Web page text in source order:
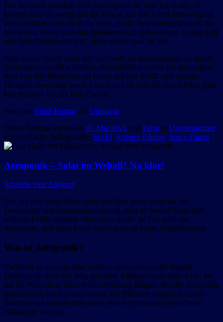
Das hört sich natürlich alles sehr negativ an, aber ich denke, es
kommt auch ein wenig auf die Zeit an, die das Schiff unterwegs ist.
Was natürlich auch ein Rolle spielt, ist die Anpassungsfähigkeit der
Menschen. Wenn man eine Situation nicht anders kennt, in dem Fall
eine freie Partnerwahl z.B., dann nimmt man sie hin.
Man könnte sicher noch sehr viel mehr zu den Bedenken zu einem
Generationenschiff schreiben. Abschließend würde ich aber sagen,
dass von den Menschen auf einem solchen Schiff eine enorme
Disziplin abverlangt werden muss und sie sich bei dem Abflug ganz
klar machen: Es gibt kein Zurück.
Foto von Vipul Kumarauf Unsplash
Dieser Beitrag wurde am 30. Mai 2025 von Ferra in Uncategorized
veröffentlicht. Schlagworte: Sci-Fi, Science Fiktion, Space Opera.
Aeroponik – Salat im Weltall? Na klar!
Schreibe eine Antwort
Wer auf eine lange Reise geht, der hätte gerne mehr als nur
Dosenfutter und Astronautennahrung, aber im Weltall kann man
schlecht Felder anlegen. Oder etwa doch? Ja! Das geht mit
Aeroponik, und diese Form des Anbaus ist keine Zukunftsmusik.
Was ist Aeroponik?
Vielleicht ist dem ein oder anderen schon einmal der Begriff
Hydroponik über den Weg gelaufen. Pflanzenzucht ohne Erde, bei
der die Wurzeln in einer Nährstofflösung hängen. Bei der Aeroponik
geht es noch einen Schritt weiter. Die Pflanzen hängen in einem
Behälter und werden über einen feinen Sprühnebel eben dieser
Nährstoffe versorgt.